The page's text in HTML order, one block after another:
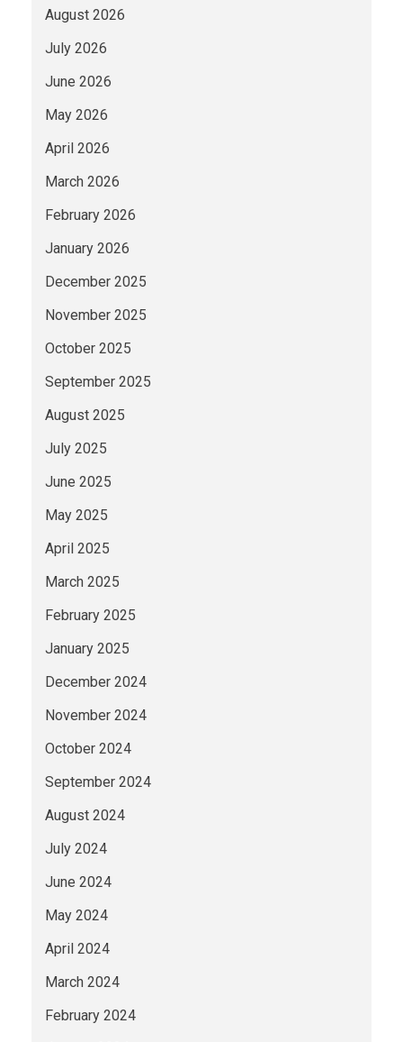
August 2026
July 2026
June 2026
May 2026
April 2026
March 2026
February 2026
January 2026
December 2025
November 2025
October 2025
September 2025
August 2025
July 2025
June 2025
May 2025
April 2025
March 2025
February 2025
January 2025
December 2024
November 2024
October 2024
September 2024
August 2024
July 2024
June 2024
May 2024
April 2024
March 2024
February 2024